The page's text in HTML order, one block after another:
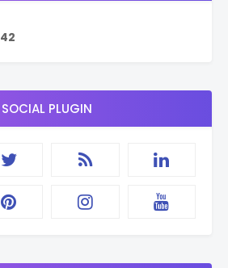
42
SOCIAL PLUGIN